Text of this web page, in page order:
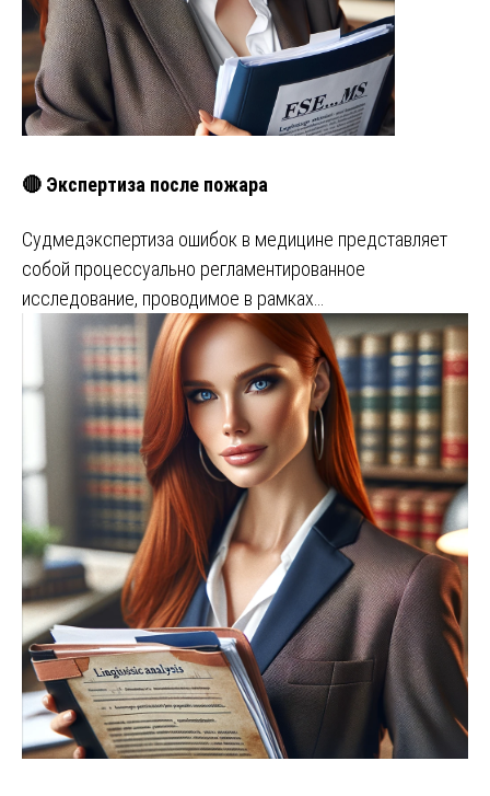
🔴 Экспертиза после пожара
Судмедэкспертиза ошибок в медицине представляет
собой процессуально регламентированное
исследование, проводимое в рамках…